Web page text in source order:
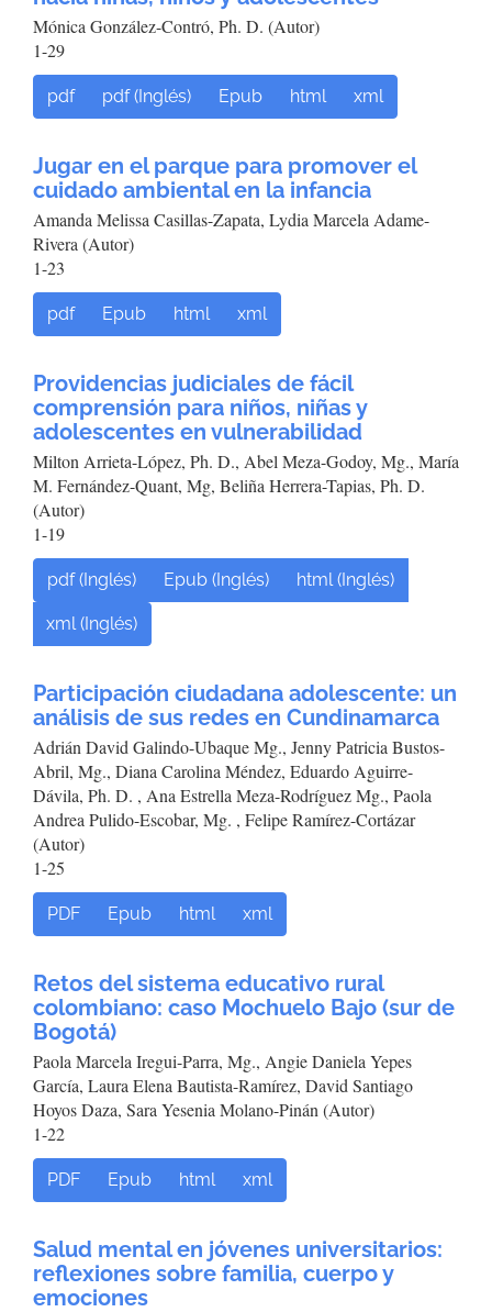
Mónica González-Contró, Ph. D. (Autor)
1-29
pdf pdf (Inglés) Epub html xml
Jugar en el parque para promover el
cuidado ambiental en la infancia
Amanda Melissa Casillas-Zapata, Lydia Marcela Adame-
Rivera (Autor)
1-23
pdf Epub html xml
Providencias judiciales de fácil
comprensión para niños, niñas y
adolescentes en vulnerabilidad
Milton Arrieta-López, Ph. D., Abel Meza-Godoy, Mg., María
M. Fernández-Quant, Mg, Beliña Herrera-Tapias, Ph. D.
(Autor)
1-19
pdf (Inglés) Epub (Inglés) html (Inglés)
xml (Inglés)
Participación ciudadana adolescente: un
análisis de sus redes en Cundinamarca
Adrián David Galindo-Ubaque Mg., Jenny Patricia Bustos-
Abril, Mg., Diana Carolina Méndez, Eduardo Aguirre-
Dávila, Ph. D. , Ana Estrella Meza-Rodríguez Mg., Paola
Andrea Pulido-Escobar, Mg. , Felipe Ramírez-Cortázar
(Autor)
1-25
PDF Epub html xml
Retos del sistema educativo rural
colombiano: caso Mochuelo Bajo (sur de
Bogotá)
Paola Marcela Iregui-Parra, Mg., Angie Daniela Yepes
García, Laura Elena Bautista-Ramírez, David Santiago
Hoyos Daza, Sara Yesenia Molano-Pinán (Autor)
1-22
PDF Epub html xml
Salud mental en jóvenes universitarios:
reflexiones sobre familia, cuerpo y
emociones